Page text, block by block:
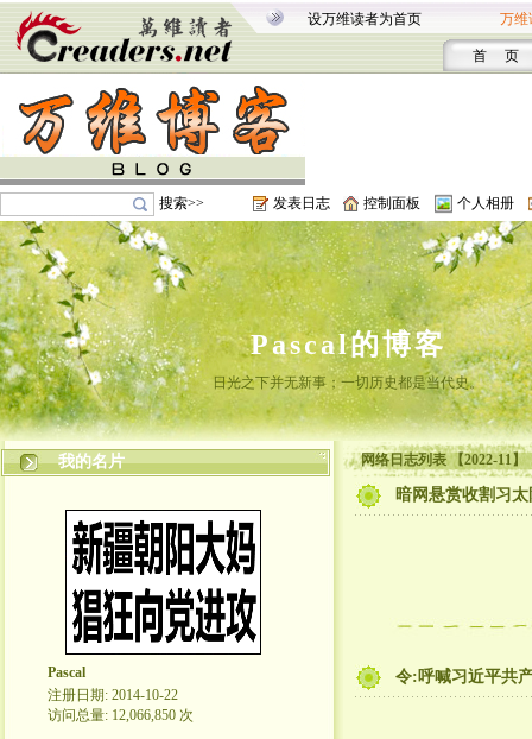
设万维读者为首页 万维
首 页
搜索>> 发表日志 控制面板 个人相册
Pascal的博客
日光之下并无新事；一切历史都是当代史。
我的名片
Pascal
注册日期: 2014-10-22
访问总量: 12,066,850 次
网络日志列表 【2022-11】
暗网悬赏收割习
令:呼喊习近平共